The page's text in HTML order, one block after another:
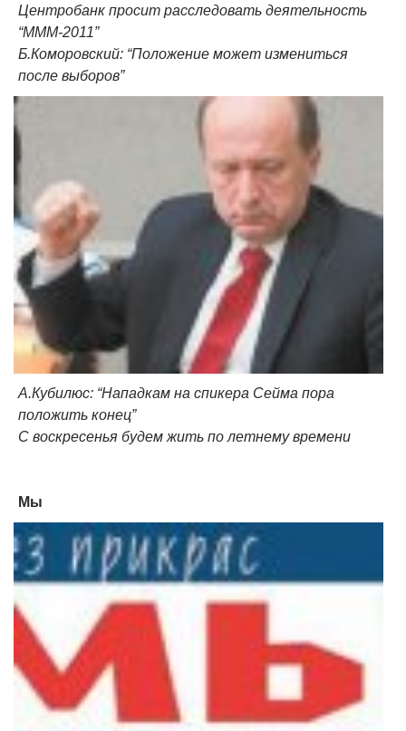
Центробанк просит расследовать деятельность
“MMM-2011”
Б.Коморовский: “Положение может измениться
после выборов”
А.Кубилюс: “Нападкам на спикера Сейма пора
положить конец”
С воскресенья будем жить по летнему времени
Мы